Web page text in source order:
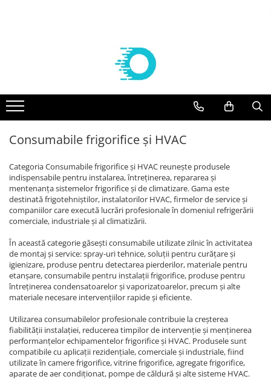
FILTRE CASTEL
Valve Solenoid
VALVE SOLENOID CASTEL
VALVE TERMOSTATICE DANFOSS
Cartuse si carcase
CARTUSE DANFOSS
CARTUSE CASTEL
Condensatoare
Racorduri absorbtie vibratii
REZISTENTE DIGIVRARE
REZISTENTE SILICONICE
Ventilatoare
Ventilatoare EbmPapst
Ventilatoare WEIGUANG
Ventilatoare turbina
AGREGATE EMBRACO R 134a
AGREGATE EMBRACO R 404a
Agregate Tecumseh
AGREGATE TECUMSEH R 134a
AGREGATE TECUMSEH R 404a
Compresoare frigorifice Embraco
R404A
Compresoare frigorifice Embraco
R290
Compresoare Embraco R600a
Compresoare Tecumseh
Compresoare Tecumseh R134a
Compresoare Tecumseh R404A
Compresoare Danfoss
Compresoare Copeland
Compresoare Cubigel
Compresoare Cubigel R134a
Compresoare Cubigel R404a
VAPORIZATOARE ECO-MODINE
Vaporizatoare ECO - Slim EVS
VAPORIZATOARE cubiceECO GCE/
CTE PAS 6 REFRIGERARE
PAS 8 REFRIGERARE/CONGELARE
PAS 8.5 REFRIGERARE/ CONGELARE
VAPORIZATOARE ECO- pas 3
dubluflux GDE refrigerare
Vaporizatoare GUNAY
Vaporizatoare CUBICE GUNAY
Vaporizatoare GUNAY DUBLU FLUX
Vaporizatoare GUNAY UNGHIULARE
VAPORIZATOARE LU-VE
Solutii curatare/igienizare
SUPORTI AER CONDITIONAT
KITURI INSTALARE AER
CONDITIONAT
ACCESORII AER CONDITIONAT
Consumabile frigorifice și HVAC
Categoria Consumabile frigorifice și HVAC reunește produsele
indispensabile pentru instalarea, întreținerea, repararea și
mentenanța sistemelor frigorifice și de climatizare. Gama este
destinată frigotehniștilor, instalatorilor HVAC, firmelor de service și
companiilor care execută lucrări profesionale în domeniul refrigerării
comerciale, industriale și al climatizării.
În această categorie găsești consumabile utilizate zilnic în activitatea
de montaj și service: spray-uri tehnice, soluții pentru curățare și
igienizare, produse pentru detectarea pierderilor, materiale pentru
etanșare, consumabile pentru instalații frigorifice, produse pentru
întreținerea condensatoarelor și vaporizatoarelor, precum și alte
materiale necesare intervențiilor rapide și eficiente.
Utilizarea consumabilelor profesionale contribuie la creșterea
fiabilității instalației, reducerea timpilor de intervenție și menținerea
performanțelor echipamentelor frigorifice și HVAC. Produsele sunt
compatibile cu aplicații rezidențiale, comerciale și industriale, fiind
utilizate în camere frigorifice, vitrine frigorifice, agregate frigorifice,
aparate de aer condiționat, pompe de căldură și alte sisteme HVAC.